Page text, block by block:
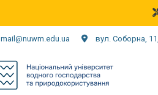
mail@nuwm.edu.ua вул. Соборна,